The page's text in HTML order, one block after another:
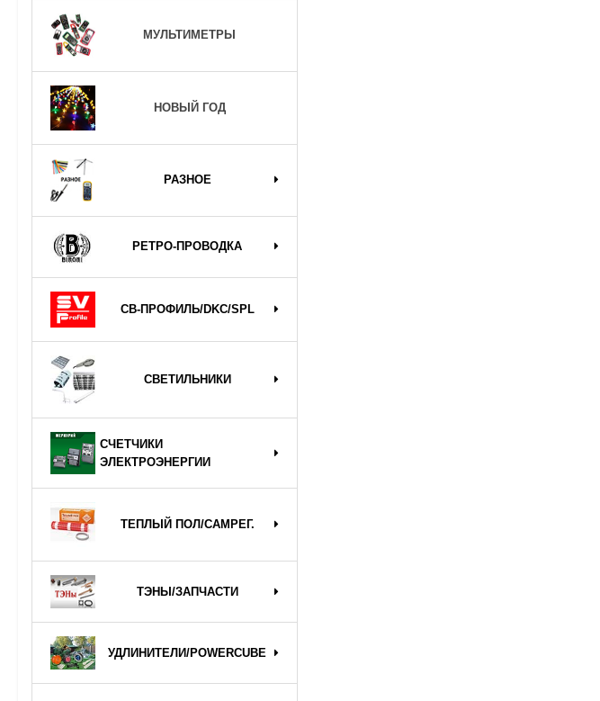
МУЛЬТИМЕТРЫ
НОВЫЙ ГОД
РАЗНОЕ
РЕТРО-ПРОВОДКА
СВ-ПРОФИЛЬ/DKC/SPL
СВЕТИЛЬНИКИ
СЧЕТЧИКИ
ЭЛЕКТРОЭНЕРГИИ
ТЕПЛЫЙ ПОЛ/САМРЕГ.
ТЭНЫ/ЗАПЧАСТИ
УДЛИНИТЕЛИ/POWERCUBE